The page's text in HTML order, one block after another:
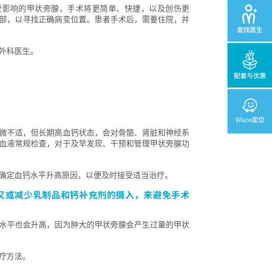
响的甲状旁腺，手术将更简单、快捷，以及创伤更
，以寻找正确病变位置。患者手术后，需要住院，并
科医生。
不适，但长期高血钙状态，会对骨骼、肾脏和神经系
液常规检查，对于及早发现、干预和管理甲状旁腺功
血钙水平升高原因，以便及时接受适当治疗。
减少乳制品和钙补充剂的摄入，来避免手术
平也会升高，因为肿大的甲状旁腺会产生过量的甲状
方法。
查找医生
配套与优惠
Waze定位